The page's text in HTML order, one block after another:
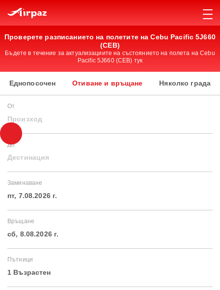
Проверете разписанието на полетите на Cebu Pacific 5J660
(CEB)
Бъдете в течение за актуализациите на състоянието на полета на Cebu
Pacific 5J660 (CEB) тук
Еднопосочен Отиване и връщане Няколко града
От
Произход
До
Дестинация
Заминаване
пт, 7.08.2026 г.
Връщане
сб, 8.08.2026 г.
Пътници
1 Възрастен